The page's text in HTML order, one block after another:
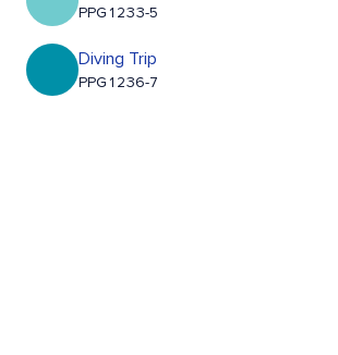
PPG1233-5
Diving Trip
PPG1236-7